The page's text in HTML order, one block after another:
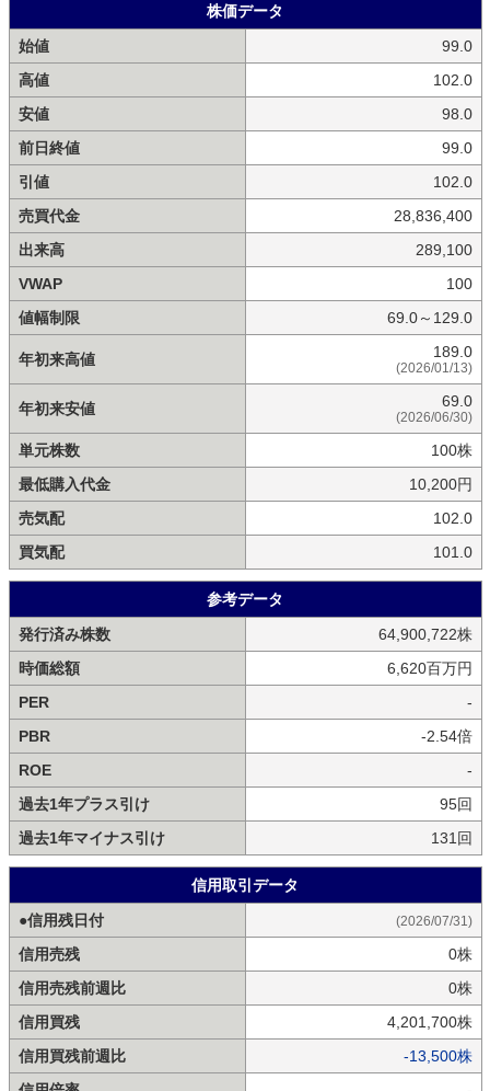
株価データ
始値
99.0
高値
102.0
安値
98.0
前日終値
99.0
引値
102.0
売買代金
28,836,400
出来高
289,100
VWAP
100
値幅制限
69.0～129.0
年初来高値 189.0
(2026/01/13)
年初来安値 69.0
(2026/06/30)
単元株数
100株
最低購入代金
10,200円
売気配
102.0
買気配
101.0
参考データ
発行済み株数
64,900,722株
時価総額
6,620百万円
PER
-
PBR
-2.54倍
ROE
-
過去1年プラス引け
95回
過去1年マイナス引け
131回
信用取引データ
●信用残日付
(2026/07/31)
信用売残
0株
信用売残前週比
0株
信用買残
4,201,700株
信用買残前週比
-13,500株